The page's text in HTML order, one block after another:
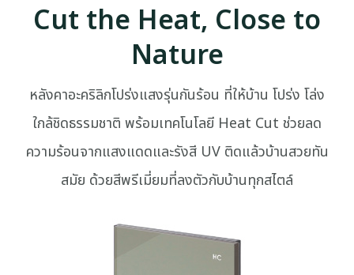
Cut the Heat, Close to
Nature
หลังคาอะคริลิกโปร่งแสงรุ่นกันร้อน ที่ให้บ้าน โปร่ง โล่ง
ใกล้ชิดธรรมชาติ พร้อมเทคโนโลยี Heat Cut ช่วยลด
ความร้อนจากแสงแดดและรังสี UV ติดแล้วบ้านสวยทัน
สมัย ด้วยสีพรีเมี่ยมที่ลงตัวกับบ้านทุกสไตล์